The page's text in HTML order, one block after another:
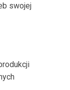
swojej